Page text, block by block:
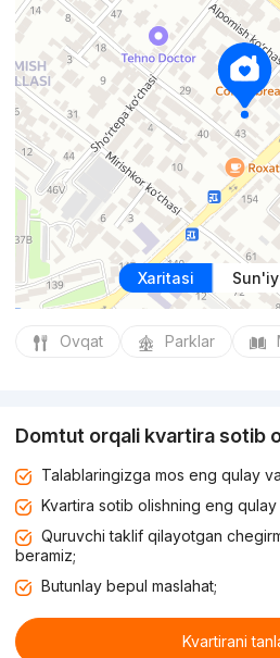
Xaritasi
Ovqat Parklar
Domtut orqali kvartira sotib
Talablaringizga mos eng qulay
Kvartira sotib olishning eng
Quruvchi taklif qilayotgan
beramiz;
Butunlay bepul maslahat;
Kvartirani